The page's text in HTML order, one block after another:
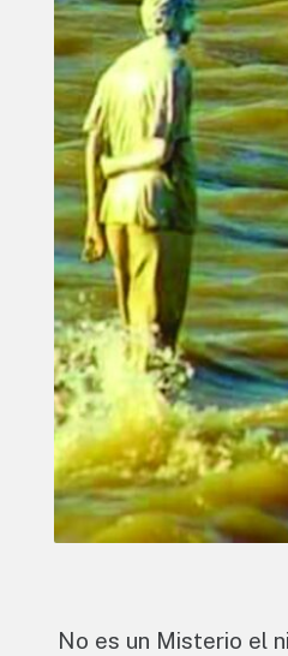
No es un Misterio el